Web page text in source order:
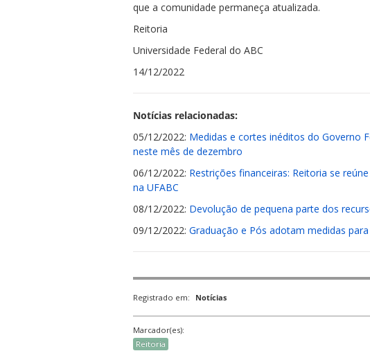
que a comunidade permaneça atualizada.
Reitoria
Universidade Federal do ABC
14/12/2022
Notícias relacionadas:
05/12/2022: Medidas e cortes inéditos do Governo
neste mês de dezembro
06/12/2022: Restrições financeiras: Reitoria se
na UFABC
08/12/2022: Devolução de pequena parte dos
09/12/2022: Graduação e Pós adotam medidas
Registrado em: Notícias
Marcador(es):
Reitoria